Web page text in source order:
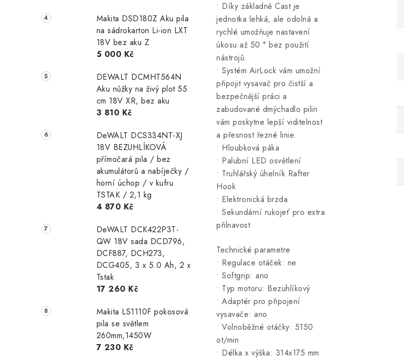
Makita DSD180Z Aku pila
na sádrokarton Li-ion LXT
18V bez aku Z
5 000 Kč
DEWALT DCMHT564N
Aku nůžky na živý plot 55
cm 18V XR, bez aku
3 810 Kč
DeWALT DCS334NT-XJ
18V BEZUHLÍKOVÁ
přímočará pila / bez
akumulátorů a nabíječky /
horní úchop / v kufru
TSTAK / 2,1 kg
4 870 Kč
DeWALT DCK422P3T-
QW 18V sada DCD796,
DCF887, DCH273,
DCG405, 3 x 5.0 Ah, 2 x
Tstak
17 260 Kč
Makita LS1110F pokosová
pila se světlem
260mm,1450W
7 230 Kč
• Díky základně Cast je
jednotka lehká, ale odolná a
rychlé umožňuje nastavení
úkosu až 50 ° bez použití
nástrojů.
• Systém AirLock vám umožní
připojit vysavač pro čistší a
bezpečnější práci a
zabudované dmýchadlo pilin
vám poskytne lepší viditelnost
a přesnost řezné linie.
• Hloubková páka
• Palubní LED osvětlení
• Truhlářský úhelník Rafter
Hook
• Elektronická brzda
• Sekundární rukojeť pro extra
přilnavost
Technické parametre
• Regulace otáček: ne
• Softgrip: ano
• Typ motoru: Bezuhlíkový
• Adaptér pro připojení
vysavače: ano
• Volnoběžné otáčky: 5150
ot/min
• Délka x výška: 314x175 mm